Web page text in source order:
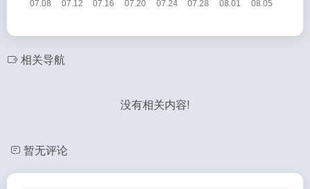
相关导航
没有相关内容!
暂无评论